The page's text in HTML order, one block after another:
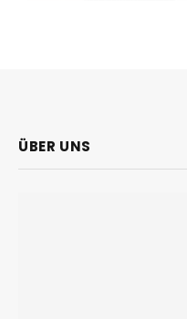
ÜBER UNS